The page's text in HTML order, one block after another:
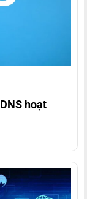
hoạt